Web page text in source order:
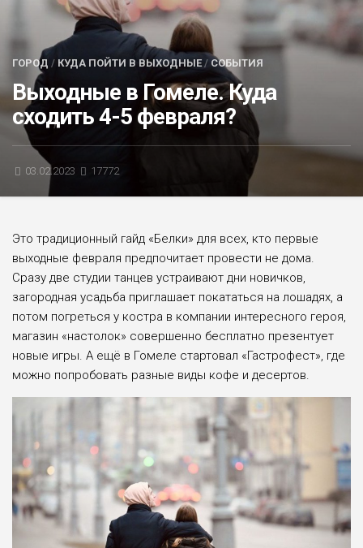
БЛИЦ-ОПРОС
АФИША
ГОРОД / КУДА ПОЙТИ В ВЫХОДНЫЕ/ СОБЫТИЯ
Выходные в Гомеле. Куда
сходить 4-5 февраля?
03.02.2023 17772
Это традиционный гайд «Белки» для всех, кто первые
выходные февраля предпочитает провести не дома.
Сразу две студии танцев устраивают дни новичков,
загородная усадьба приглашает покататься на лошадях, а
потом погреться у костра в компании интересного героя,
магазин «настолок» совершенно бесплатно презентует
новые игры. А ещё в Гомеле стартовал «Гастрофест», где
можно попробовать разные виды кофе и десертов.